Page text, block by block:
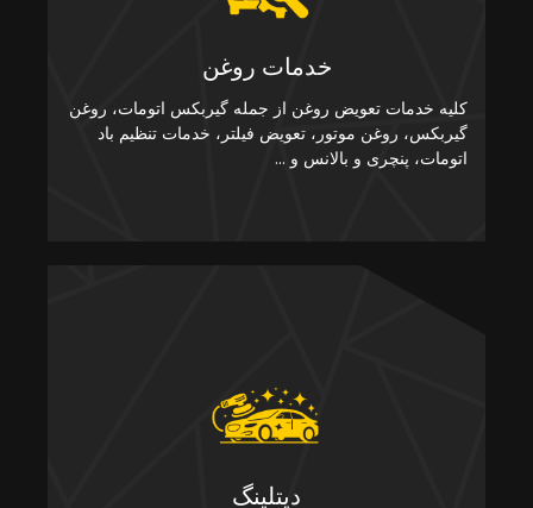
خدمات روغن
کلیه خدمات تعویض روغن از جمله گیربکس اتومات، روغن
گیربکس، روغن موتور، تعویض فیلتر، خدمات تنظیم باد
اتومات، پنچری و بالانس و ...
دیتلینگ